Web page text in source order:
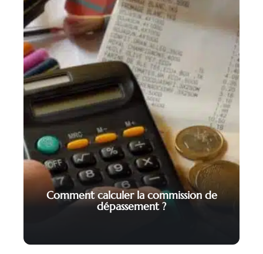
Comment calculer la commission de
dépassement ?